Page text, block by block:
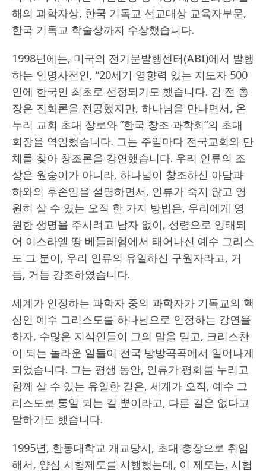
해의 과학자상, 한국 기독교 선교대상 교육자부문,
한국 기독교 학술상까지 수상했습니다.
1998년에는, 미국의 전기문발행센터(ABI)에서 발행
하는 인명사전인, “20세기 영향력 있는 지도자 500
인에 한국인 최초로 선정되기도 했습니다. 김 전 총
장은 진화론을 전공했지만, 하나님을 만나면서, 온
누리 교회 초대 장로와 ”한국 창조 과학회“의 초대
회장을 역임했습니다. 그는 주일마다 전국교회와 단
체를 찾아 창조론을 강연했습니다. 우리 인류의 조
상은 원숭이가 아니라, 하나님이 창조하신 아담과
하와의 후손임을 설명하면서, 인류가 죽지 않고 영
원히 살 수 있는 오직 한 가지 방법은, 우리에게 영
원한 생명을 주시려고 남자 없이, 성령으로 잉태되
어 이스라엘 땅 베들레헴에서 태어나신 예수 그리스
도 그 분이, 우리 인류의 유일하신 구원자라고, 거
듭, 거듭 강조하였습니다.
세계가 인정하는 과학자 중의 과학자가 기독교의 핵
심인 예수 그리스도를 하나님으로 인정하는 강연을
하자, 수많은 지식인들이 그의 말을 믿고, 크리스찬
이 되는 놀라운 일들이 전국 방방곡곡에서 일어나게
되었습니다. 그는 평생 동안, 인류가 평화를 누리고
함께 살 수 있는 유일한 길은, 세계가 오직, 예수 그
리스도로 통일 되는 길 뿐이라고, 다른 길은 없다고
말하기도 했습니다.
1995년, 한동대학교 개교당시, 초대 총장으로 취임
해서, 양심 시험제도를 시행했는데, 이 제도는, 시험